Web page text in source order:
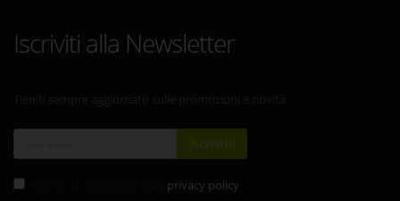
Iscriviti alla Newsletter
Iscriviti!
privacy policy